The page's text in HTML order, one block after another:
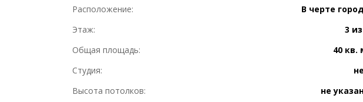
Расположение: В черте
Этаж:
3
Общая площадь:
40 кв.
Студия:
Высота потолков:
не